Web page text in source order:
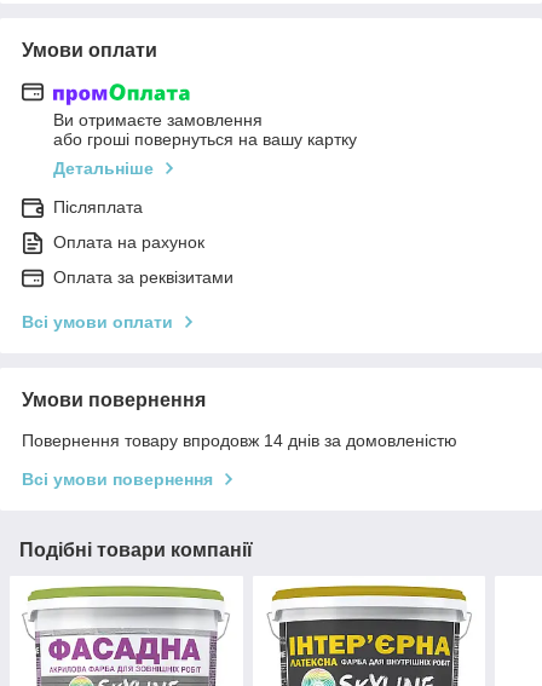
Умови оплати
Ви отримаєте замовлення
або гроші повернуться на вашу картку
Детальніше
Післяплата
Оплата на рахунок
Оплата за реквізитами
Всі умови оплати
Умови повернення
Повернення товару впродовж 14 днів за домовленістю
Всі умови повернення
Подібні товари компанії